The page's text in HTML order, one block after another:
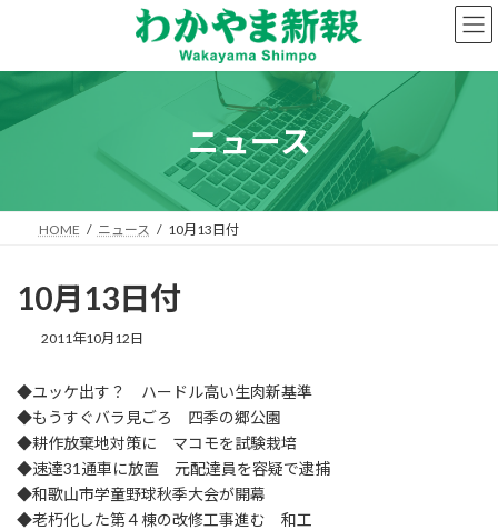
ン
へ
プ
ー
ョ
動
ニュース
HOME ニュース 10月13日付
10月13日付
2011年10月12日
◆ユッケ出す？ ハードル高い生肉新基準
◆もうすぐバラ見ごろ 四季の郷公園
◆耕作放棄地対策に マコモを試験栽培
◆速達31通車に放置 元配達員を容疑で逮捕
◆和歌山市学童野球秋季大会が開幕
◆老朽化した第４棟の改修工事進む 和工